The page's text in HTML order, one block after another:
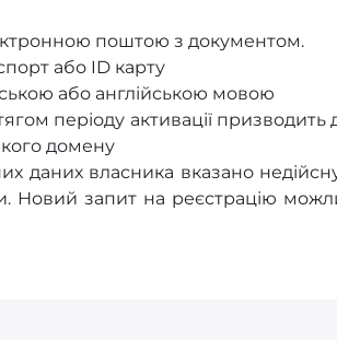
поштою з документом.
або ID карту
або англійською мовою
періоду активації
домену
даних власника вказано
Новий запит на реєстрацію